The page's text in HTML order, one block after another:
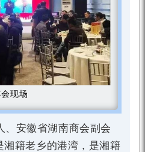
现场
、安徽省湖南商会副会
籍老乡的港湾，是湘籍